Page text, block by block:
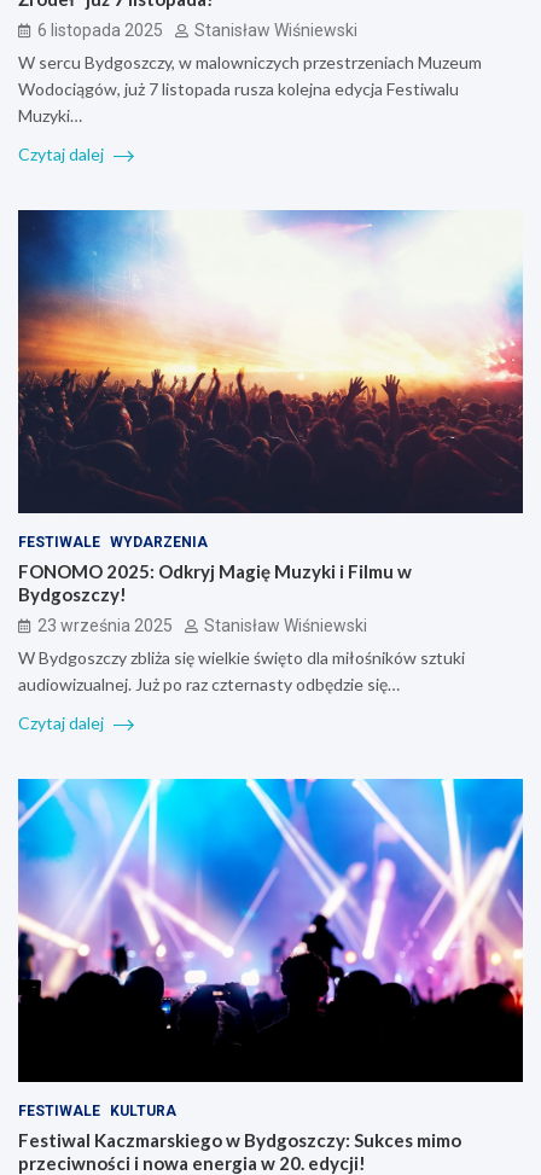
6 listopada 2025 Stanisław Wiśniewski
W sercu Bydgoszczy, w malowniczych przestrzeniach Muzeum
Wodociągów, już 7 listopada rusza kolejna edycja Festiwalu
Muzyki…
Czytaj dalej
FESTIWALE WYDARZENIA
FONOMO 2025: Odkryj Magię Muzyki i Filmu w
Bydgoszczy!
23 września 2025 Stanisław Wiśniewski
W Bydgoszczy zbliża się wielkie święto dla miłośników sztuki
audiowizualnej. Już po raz czternasty odbędzie się…
Czytaj dalej
FESTIWALE KULTURA
Festiwal Kaczmarskiego w Bydgoszczy: Sukces mimo
przeciwności i nowa energia w 20. edycji!